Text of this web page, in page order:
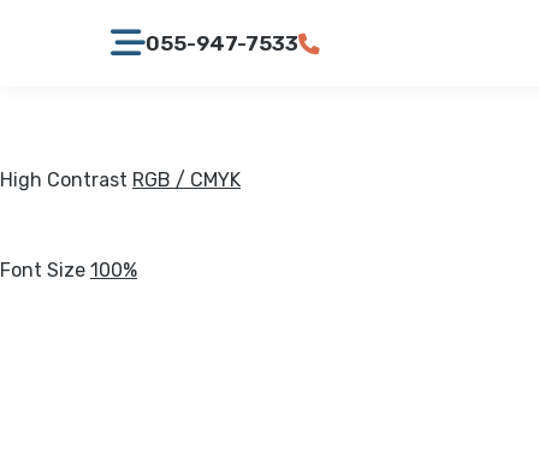
High Contrast RGB / CMYK
Font Size 100%
055-947-7533